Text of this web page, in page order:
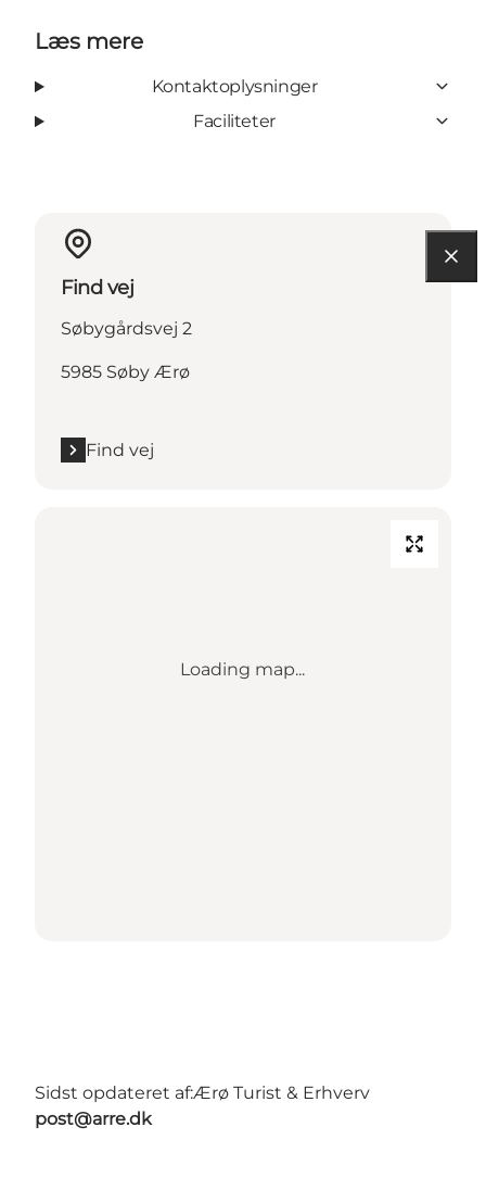
Læs mere
Kontaktoplysninger
Faciliteter
Find vej
Søbygårdsvej 2
5985 Søby Ærø
Find vej
Loading map...
Sidst opdateret af:Ærø Turist & Erhverv
post@arre.dk